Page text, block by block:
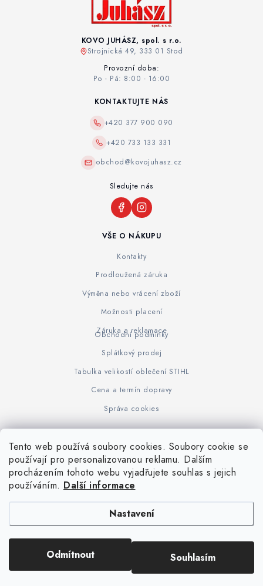
Tento web používá soubory cookies. Soubory cookie se
používají pro personalizovanou reklamu. Dalším
procházením tohoto webu vyjadřujete souhlas s jejich
používáním. Další informace
Nastavení
Odmítnout Souhlasím
KOVO JUHÁSZ, spol. s r.o.
Strojnická 49, 333 01 Stod
Provozní doba:
Po - Pá: 8:00 - 16:00
VŠE O NÁKUPU
Kontakty
Prodloužená záruka
Výměna nebo vrácení zboží
Možnosti placení
Záruka a reklamace
Obchodní podmínky
Splátkový prodej
Tabulka velikostí oblečení STIHL
Cena a termín dopravy
Správa cookies
KONTAKTUJTE NÁS
+420 377 900 090
+420 733 133 331
obchod@kovojuhasz.cz
Sledujte nás
www.KOVOJUHASZ.cz Výrobce STIHL STIHL Timbersport
Vytvořil Shoptet
iPloty.cz - PLETIVA A NÁŘADÍ. Všechna práva vyhrazena.
Upravit nastavení cookies